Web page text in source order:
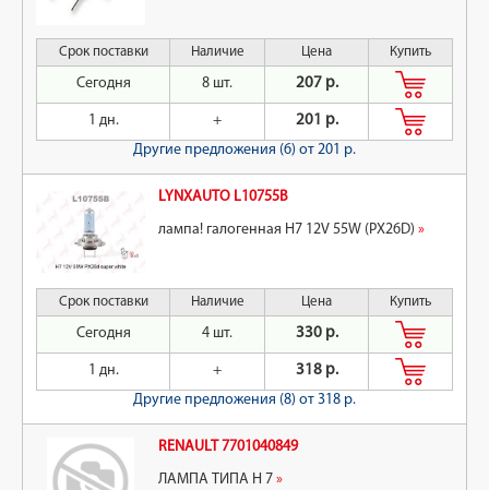
Срок поставки Наличие Цена Купить
Сегодня 8 шт. 207 р.
1 дн. +
201 р.
Другие предложения (6) от 201 р.
LYNXAUTO L10755B
лампа! галогенная H7 12V 55W (PX26D) »
Срок поставки Наличие Цена Купить
Сегодня 4 шт. 330 р.
1 дн. +
318 р.
Другие предложения (8) от 318 р.
RENAULT 7701040849
ЛАМПА ТИПА H 7 »